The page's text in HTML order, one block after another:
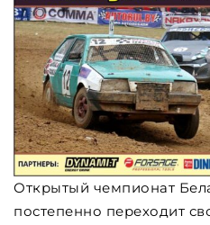
Открытый чемпионат
постепенно переходит